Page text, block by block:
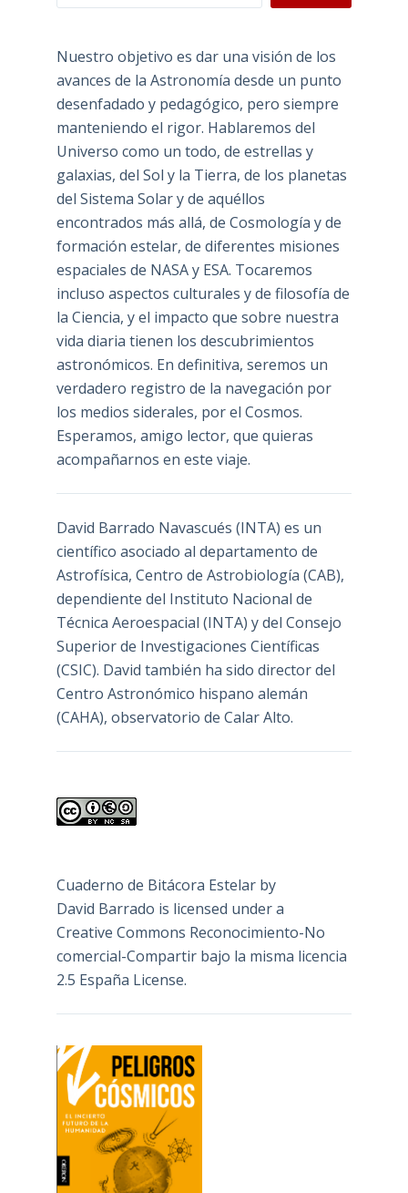
Nuestro objetivo es dar una visión de los
avances de la Astronomía desde un punto
desenfadado y pedagógico, pero siempre
manteniendo el rigor. Hablaremos del
Universo como un todo, de estrellas y
galaxias, del Sol y la Tierra, de los planetas
del Sistema Solar y de aquéllos
encontrados más allá, de Cosmología y de
formación estelar, de diferentes misiones
espaciales de NASA y ESA. Tocaremos
incluso aspectos culturales y de filosofía de
la Ciencia, y el impacto que sobre nuestra
vida diaria tienen los descubrimientos
astronómicos. En definitiva, seremos un
verdadero registro de la navegación por
los medios siderales, por el Cosmos.
Esperamos, amigo lector, que quieras
acompañarnos en este viaje.
David Barrado Navascués (INTA) es un
científico asociado al departamento de
Astrofísica, Centro de Astrobiología (CAB),
dependiente del Instituto Nacional de
Técnica Aeroespacial (INTA) y del Consejo
Superior de Investigaciones Científicas
(CSIC). David también ha sido director del
Centro Astronómico hispano alemán
(CAHA), observatorio de Calar Alto.
Cuaderno de Bitácora Estelarby
David Barrado is licensed under a
Creative Commons Reconocimiento-No
comercial-Compartir bajo la misma licencia
2.5 España License.